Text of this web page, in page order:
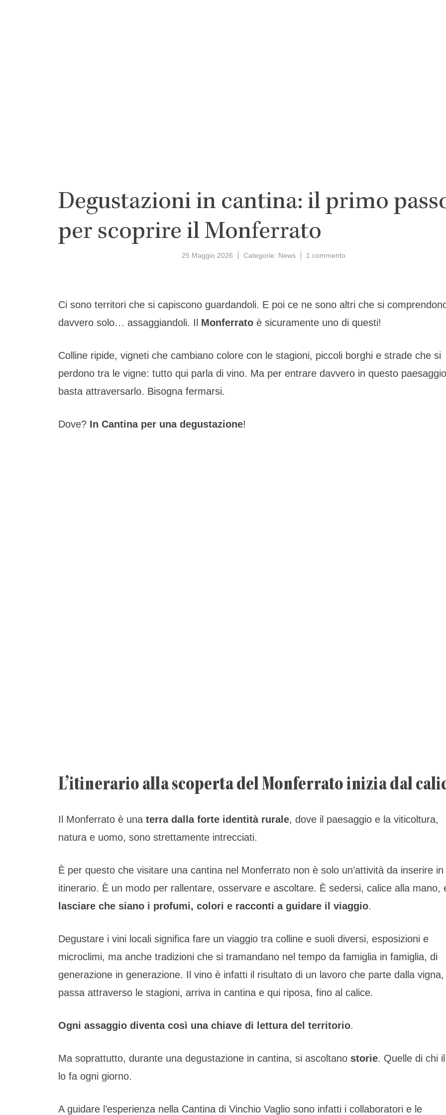
Degustazioni in cantina: il primo
per scoprire il Monferrato
25 Maggio 2026 Categorie: News 1 commento
primo
passo
per
Monferrato
Ci sono territori che si capiscono guardandoli. E poi ce ne sono altri che si
davvero solo… assaggiandoli. Il Monferrato è sicuramente uno di questi!
Colline ripide, vigneti che cambiano colore con le stagioni, piccoli borghi e strade che si
perdono tra le vigne: tutto qui parla di vino. Ma per entrare davvero in questo
basta attraversarlo. Bisogna fermarsi.
Dove? In Cantina per una degustazione!
L’itinerario alla scoperta del Monferrato inizia dal
Il Monferrato è una terra dalla forte identità rurale, dove il paesaggio e la viticoltura,
natura e uomo, sono strettamente intrecciati.
È per questo che visitare una cantina nel Monferrato non è solo un’attività da inserire in
itinerario. È un modo per rallentare, osservare e ascoltare. È sedersi, calice alla mano,
lasciare che siano i profumi, colori e racconti a guidare il viaggio.
Degustare i vini locali significa fare un viaggio tra colline e suoli diversi, esposizioni e
microclimi, ma anche tradizioni che si tramandano nel tempo da famiglia in famiglia, di
generazione in generazione. Il vino è infatti il risultato di un lavoro che parte dalla vigna,
passa attraverso le stagioni, arriva in cantina e qui riposa, fino al calice.
Ogni assaggio diventa così una chiave di lettura del territorio.
Ma soprattutto, durante una degustazione in cantina, si ascoltano storie. Quelle di chi
lo fa ogni giorno.
A guidare l’esperienza nella Cantina di Vinchio Vaglio sono infatti i collaboratori e le